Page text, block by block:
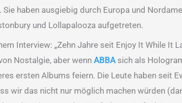
haben ausgiebig durch Europa und
und Lollapalooza aufgetreten.
Interview: „Zehn Jahre seit Enjoy It While It
Nostalgie, aber wenn ABBAsich als
ersten Albums feiern. Die Leute haben seit
wir das nicht nur möglich machen würden